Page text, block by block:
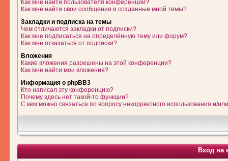
Как мне найти пользователя конференции?
Как мне найти свои сообщения и созданные мной темы?
Закладки и подписка на темы
Чем отличаются закладки от подписки?
Как мне подписаться на определённую тему или форум?
Как мне отказаться от подписки?
Вложения
Какие вложения разрешены на этой конференции?
Как мне найти мои вложения?
Информация о phpBB3
Кто написал эту конференцию?
Почему здесь нет такой-то функции?
С кем можно связаться по вопросу некорректного использования и/
Вход на